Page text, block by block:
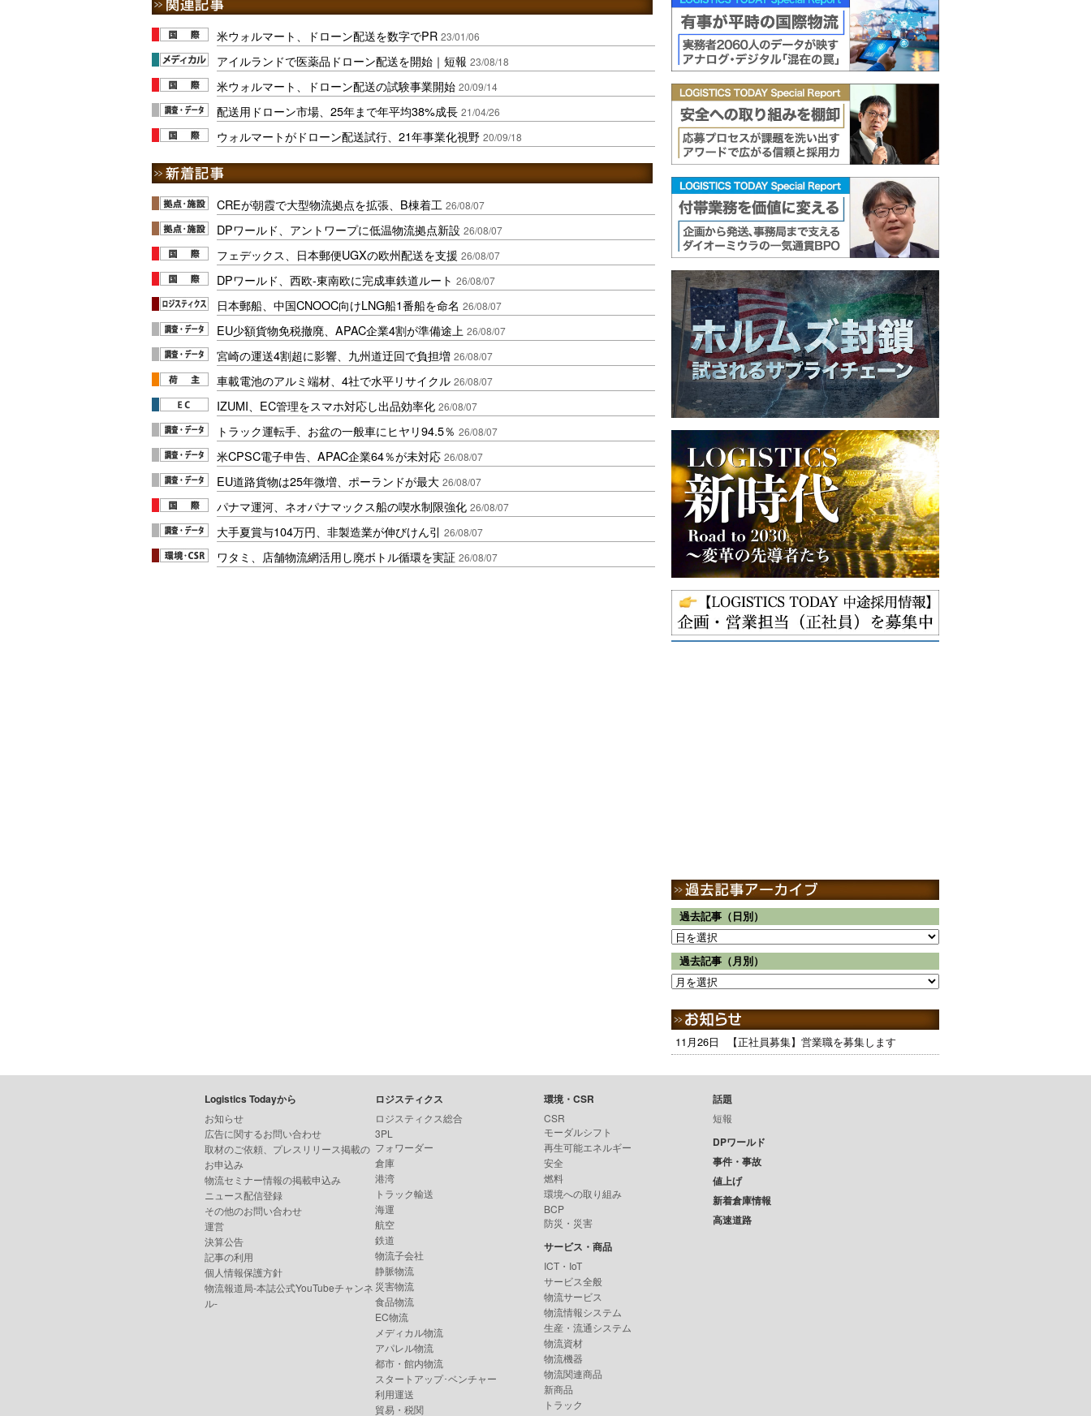
米ウォルマート、ドローン配送を数字でPR 23/01/06
アイルランドで医薬品ドローン配送を開始｜短報 23/08/18
米ウォルマート、ドローン配送の試験事業開始 20/09/14
配送用ドローン市場、25年まで年平均38%成長 21/04/26
ウォルマートがドローン配送試行、21年事業化視野 20/09/18
CREが朝霞で大型物流拠点を拡張、B棟着工 26/08/07
DPワールド、アントワープに低温物流拠点新設 26/08/07
フェデックス、日本郵便UGXの欧州配送を支援 26/08/07
DPワールド、西欧-東南欧に完成車鉄道ルート 26/08/07
日本郵船、中国CNOOC向けLNG船1番船を命名 26/08/07
EU少額貨物免税撤廃、APAC企業4割が準備途上 26/08/07
宮崎の運送4割超に影響、九州道迂回で負担増 26/08/07
車載電池のアルミ端材、4社で水平リサイクル 26/08/07
IZUMI、EC管理をスマホ対応し出品効率化 26/08/07
トラック運転手、お盆の一般車にヒヤリ94.5％ 26/08/07
米CPSC電子申告、APAC企業64％が未対応 26/08/07
EU道路貨物は25年微増、ポーランドが最大 26/08/07
パナマ運河、ネオパナマックス船の喫水制限強化 26/08/07
大手夏賞与104万円、非製造業が伸びけん引 26/08/07
ワタミ、店舗物流網活用し廃ボトル循環を実証 26/08/07
過去記事（日別）
過去記事（月別）
11月26日 【正社員募集】営業職を募集します
Logistics Todayから
お知らせ
広告に関するお問い合わせ
取材のご依頼、プレスリリース掲載の
お申込み
物流セミナー情報の掲載申込み
ニュース配信登録
その他のお問い合わせ
運営
決算公告
記事の利用
個人情報保護方針
物流報道局-本誌公式YouTubeチャンネ
ル-
ロジスティクス
ロジスティクス総合
3PL
フォワーダー
倉庫
港湾
トラック輸送
海運
航空
鉄道
物流子会社
静脈物流
災害物流
食品物流
EC物流
メディカル物流
アパレル物流
都市・館内物流
スタートアップ･ベンチャー
利用運送
貿易・税関
環境・CSR
CSR
モーダルシフト
再生可能エネルギー
安全
燃料
環境への取り組み
BCP
防災・災害
サービス・商品
ICT・IoT
サービス全般
物流サービス
物流情報システム
生産・流通システム
物流資材
物流機器
物流関連商品
新商品
トラック
話題
短報
DPワールド
事件・事故
値上げ
新着倉庫情報
高速道路